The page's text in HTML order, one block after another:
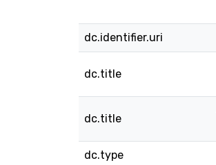
dc.identifier.uri
dc.title
dc.title
dc.type